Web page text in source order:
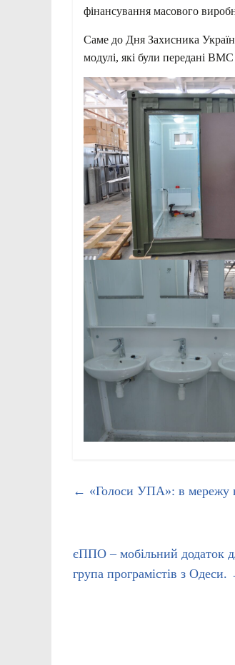
фінансування масового
Саме до Дня Захисника
модулі, які були передані
← «Голоси УПА»: в мережу
єППО – мобільний додаток
група програмістів з Одеси.